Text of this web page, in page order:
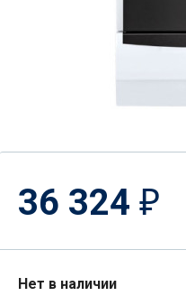
36 324 ₽
Нет в наличии